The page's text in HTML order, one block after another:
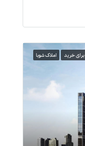
برای خرید املاک شوبا